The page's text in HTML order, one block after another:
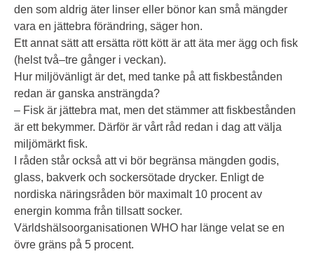
den som aldrig äter linser eller bönor kan små mängder
vara en jättebra förändring, säger hon.
Ett annat sätt att ersätta rött kött är att äta mer ägg och fisk
(helst två–tre gånger i veckan).
Hur miljövänligt är det, med tanke på att fiskbestånden
redan är ganska ansträngda?
– Fisk är jättebra mat, men det stämmer att fiskbestånden
är ett bekymmer. Därför är vårt råd redan i dag att välja
miljömärkt fisk.
I råden står också att vi bör begränsa mängden godis,
glass, bakverk och sockersötade drycker. Enligt de
nordiska näringsråden bör maximalt 10 procent av
energin komma från tillsatt socker.
Världshälsoorganisationen WHO har länge velat se en
övre gräns på 5 procent.